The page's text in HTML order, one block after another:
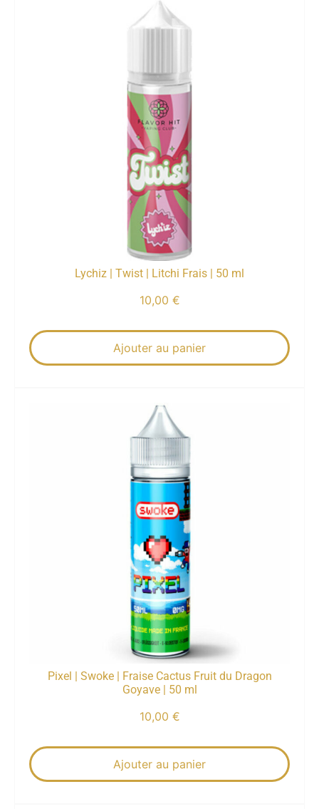
Lychiz | Twist | Litchi Frais | 50 ml
10,00 €
Ajouter au panier
Pixel | Swoke | Fraise Cactus Fruit du Dragon
Goyave | 50 ml
10,00 €
Ajouter au panier